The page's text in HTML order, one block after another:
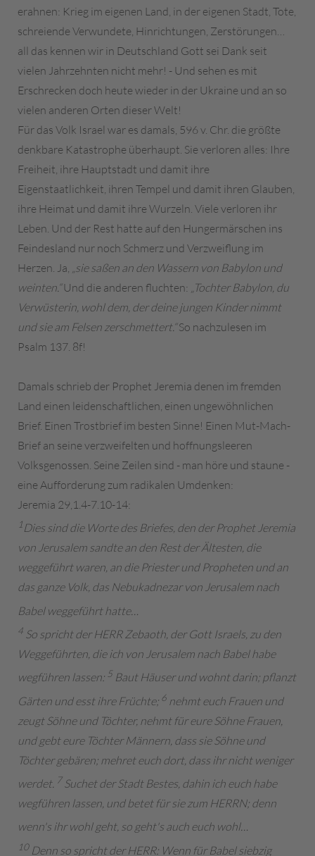
erahnen: Krieg im eigenen Land, in der eigenen Stadt, Tote,
schreiende Verwundete, Hinrichtungen, Zerstörungen…
all das kennen wir in Deutschland Gott sei Dank seit
vielen Jahrzehnten nicht mehr! - Und sehen es mit
Erschrecken doch heute wieder in der Ukraine und an so
vielen anderen Orten dieser Welt!
Für das Volk Israel war es damals, 596 v. Chr. die größte
denkbare Katastrophe überhaupt. Sie verloren alles: Ihre
Freiheit, ihre Hauptstadt und damit ihre
Eigenstaatlichkeit, ihren Tempel und damit ihren Glauben,
ihre Heimat und damit ihre Wurzeln. Viele verloren ihr
Leben. Und der Rest hatte auf den Hungermärschen ins
Feindesland nur noch Schmerz und Verzweiflung im
Herzen. Ja, „sie saßen an den Wassern von Babylon und
weinten.“Und die anderen fluchten: „Tochter Babylon, du
Verwüsterin, wohl dem, der deine jungen Kinder nimmt
und sie am Felsen zerschmettert.“So nachzulesen im
Psalm 137. 8f!
Damals schrieb der Prophet Jeremia denen im fremden
Land einen leidenschaftlichen, einen ungewöhnlichen
Brief. Einen Trostbrief im besten Sinne! Einen Mut-Mach-
Brief an seine verzweifelten und hoffnungsleeren
Volksgenossen. Seine Zeilen sind - man höre und staune -
eine Aufforderung zum radikalen Umdenken:
Jeremia 29,1.4-7.10-14:
1Dies sind die Worte des Briefes, den der Prophet Jeremia
von Jerusalem sandte an den Rest der Ältesten, die
weggeführt waren, an die Priester und Propheten und an
das ganze Volk, das Nebukadnezar von Jerusalem nach
Babel weggeführt hatte…
4 So spricht der HERR Zebaoth, der Gott Israels, zu den
Weggeführten, die ich von Jerusalem nach Babel habe
wegführen lassen: 5 Baut Häuser und wohnt darin; pflanzt
Gärten und esst ihre Früchte; 6 nehmt euch Frauen und
zeugt Söhne und Töchter, nehmt für eure Söhne Frauen,
und gebt eure Töchter Männern, dass sie Söhne und
Töchter gebären; mehret euch dort, dass ihr nicht weniger
werdet. 7 Suchet der Stadt Bestes, dahin ich euch habe
wegführen lassen, und betet für sie zum HERRN; denn
wenn's ihr wohl geht, so geht's auch euch wohl…
10Denn so spricht der HERR: Wenn für Babel siebzig